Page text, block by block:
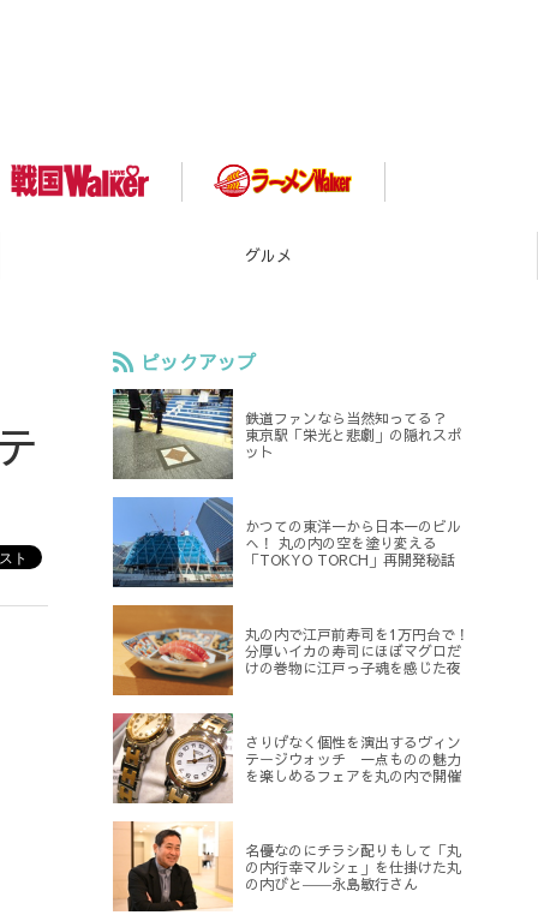
スポット
ピックアップ
鉄道ファンなら当然知ってる？
東京駅「栄光と悲劇」の隠れスポ
ット
かつての東洋一から日本一のビル
へ！ 丸の内の空を塗り変える
「TOKYO TORCH」再開発秘話
丸の内で江戸前寿司を1万円台で！
分厚いイカの寿司にほぼマグロだ
けの巻物に江戸っ子魂を感じた夜
さりげなく個性を演出するヴィン
テージウォッチ 一点ものの魅力
を楽しめるフェアを丸の内で開催
名優なのにチラシ配りもして「丸
の内行幸マルシェ」を仕掛けた丸
の内びと――永島敏行さん